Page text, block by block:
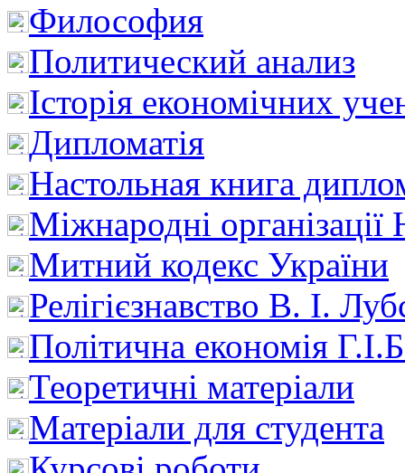
Философия
Политический анализ
Історія економічних
Дипломатія
Настольная книга
Міжнародні
Митний кодекс України
Релігієзнавство В. І.
Політична економія
Теоретичні матеріали
Матеріали для студента